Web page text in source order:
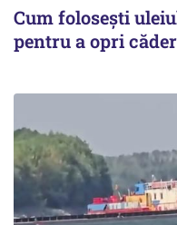
Cum folosești
pentru a opri